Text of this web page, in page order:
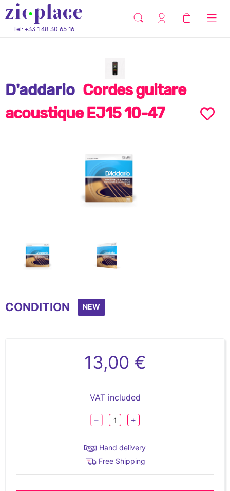
Tel: +33 1 48 30 65 16
D'addario Cordes guitare
acoustique EJ15 10-47
of
CONDITION NEW
13,00 €
VAT included
Hand delivery
Free Shipping